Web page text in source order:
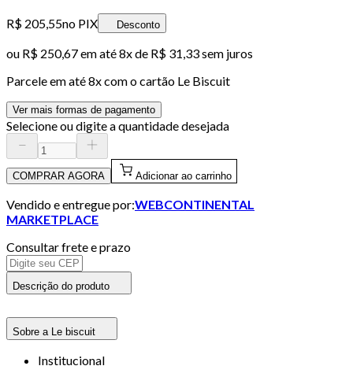
R$ 205,55no PIX Desconto
ou R$ 250,67em até8x de R$ 31,33 sem juros
Parcele em até8x com o cartão Le Biscuit
Ver mais formas de pagamento
Selecione ou digite a quantidade desejada
COMPRAR AGORA Adicionar ao carrinho
Vendido e entregue por:WEBCONTINENTAL
MARKETPLACE
Consultar frete e prazo
Descrição do produto
Sobre a Le biscuit
Institucional